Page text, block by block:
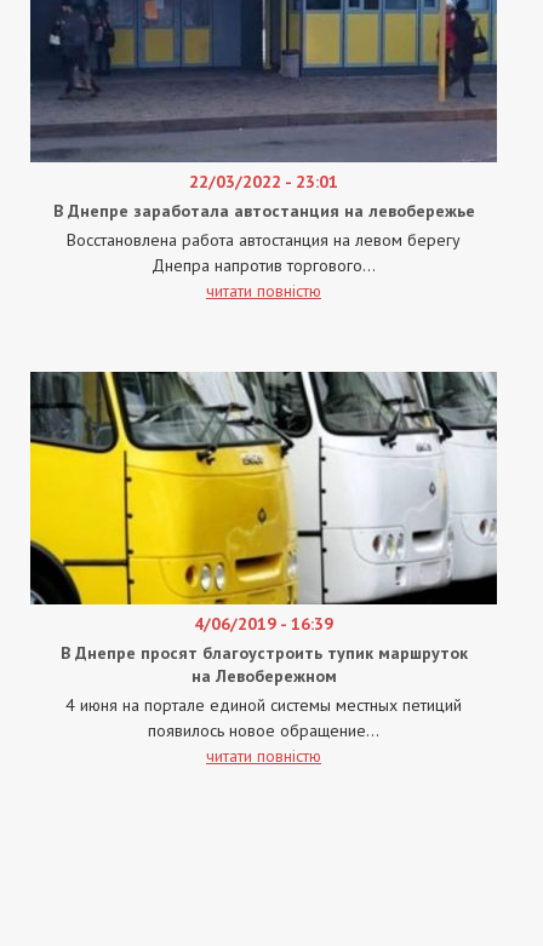
22/03/2022 - 23:01
В Днепре заработала автостанция на левобережье
Восстановлена работа автостанция на левом берегу
Днепра напротив торгового...
читати повністю
4/06/2019 - 16:39
В Днепре просят благоустроить тупик маршруток
на Левобережном
4 июня на портале единой системы местных петиций
появилось новое обращение...
читати повністю